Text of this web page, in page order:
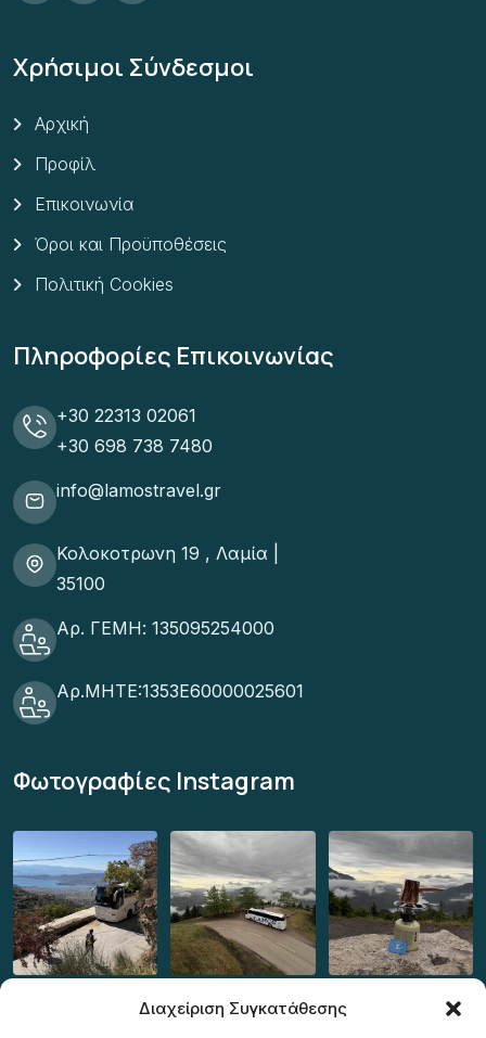
Διαχείριση Συγκατάθεσης
Χρήσιμοι Σύνδεσμοι
Αρχική
Προφίλ
Επικοινωνία
Όροι και Προϋποθέσεις
Πολιτική Cookies
Πληροφορίες Επικοινωνίας
+30 22313 02061
+30 698 738 7480
info@lamostravel.gr
Κολοκοτρωνη 19 , Λαμία |
35100
Αρ. ΓΕΜΗ: 135095254000
Αρ.ΜΗΤΕ:1353Ε60000025601
Φωτογραφίες Instagram